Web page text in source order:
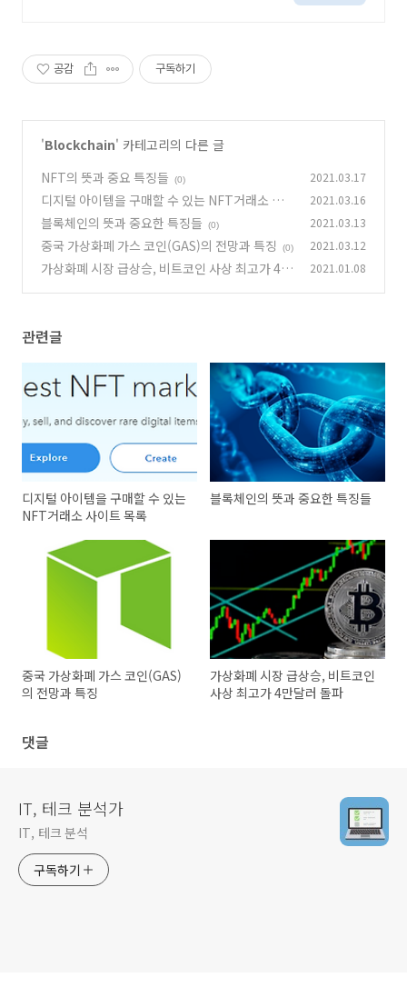
공감 구독하기
'Blockchain' 카테고리의 다른 글
NFT의 뜻과 중요 특징들
(0) 2021.03.17
디지털 아이템을 구매할 수 있는 NFT거래소 사
이트 목록
(0)
2021.03.16
블록체인의 뜻과 중요한 특징들 (0) 2021.03.13
중국 가상화폐 가스 코인(GAS)의 전망과 특징 (0) 2021.03.12
가상화폐 시장 급상승, 비트코인 사상 최고가 4만
2021.01.08
관련글
디지털 아이템을 구매할 수 있는
NFT거래소 사이트 목록
블록체인의 뜻과 중요한 특징들
중국 가상화폐 가스 코인(GAS)
의 전망과 특징
가상화폐 시장 급상승, 비트코인
사상 최고가 4만달러 돌파
댓글
IT, 테크 분석가
IT, 테크 분석
구독하기